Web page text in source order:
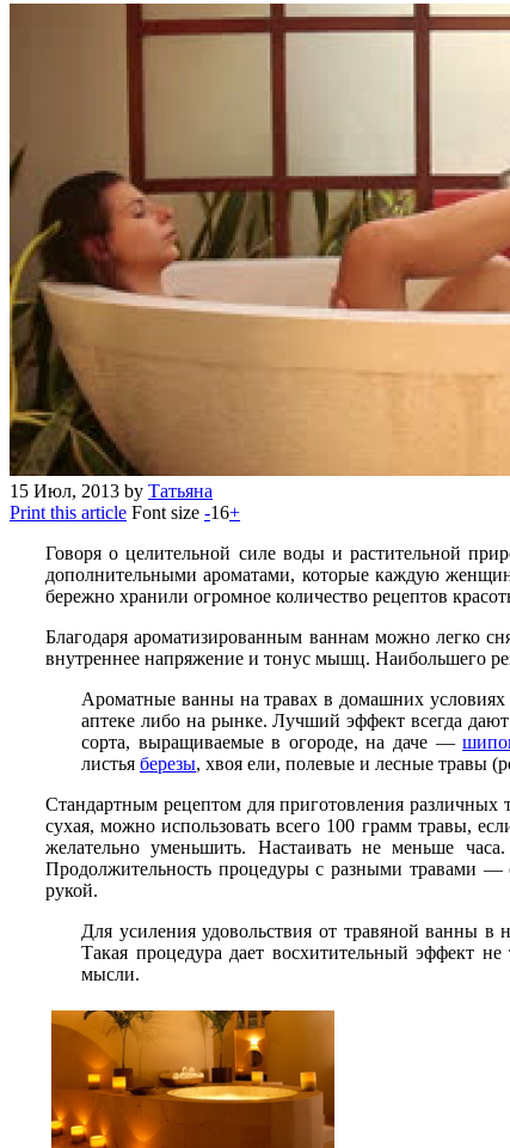
15 Июл, 2013 by Татьяна
Print this article Font size -16+
Говоря о целительной силе воды и растительной
дополнительными ароматами, которые каждую
бережно хранили огромное количество рецептов
Благодаря ароматизированным ваннам можно легко
внутреннее напряжение и тонус мышц. Наибольшего
Ароматные ванны на травах в домашних условиях
аптеке либо на рынке. Лучший эффект всегда
сорта, выращиваемые в огороде, на даче —
листья березы, хвоя ели, полевые и лесные травы
Стандартным рецептом для приготовления
сухая, можно использовать всего 100 грамм травы,
желательно уменьшить. Настаивать не меньше
Продолжительность процедуры с разными травами —
рукой.
Для усиления удовольствия от травяной ванны
Такая процедура дает восхитительный эффект
мысли.